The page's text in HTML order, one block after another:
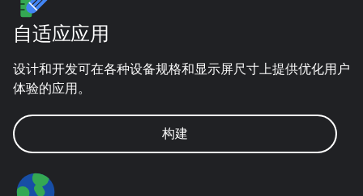
自适应应用
设计和开发可在各种设备规格和显示屏尺寸上提供优化用户
体验的应用。
构建